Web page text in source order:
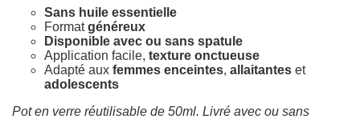
Sans huile essentielle
Formatgénéreux
Disponible avec ou sans spatule
Application facile, texture onctueuse
Adapté aux femmes enceintes, allaitantes et
adolescents
Pot en verre réutilisable de 50ml. Livré avec ou sans